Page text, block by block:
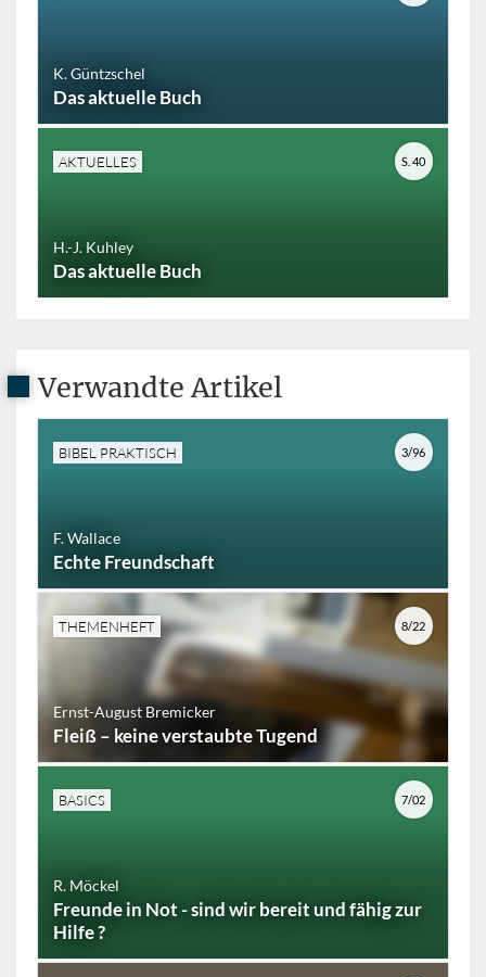
K. Güntzschel
Das aktuelle Buch
AKTUELLES
H.-J. Kuhley
Das aktuelle Buch
S. 40
Verwandte Artikel
BIBEL PRAKTISCH
F. Wallace
Echte Freundschaft
3/96
THEMENHEFT
Ernst-August Bremicker
Fleiß – keine verstaubte Tugend
8/22
BASICS
R. Möckel
Freunde in Not - sind wir bereit und fähig zur
Hilfe ?
7/02